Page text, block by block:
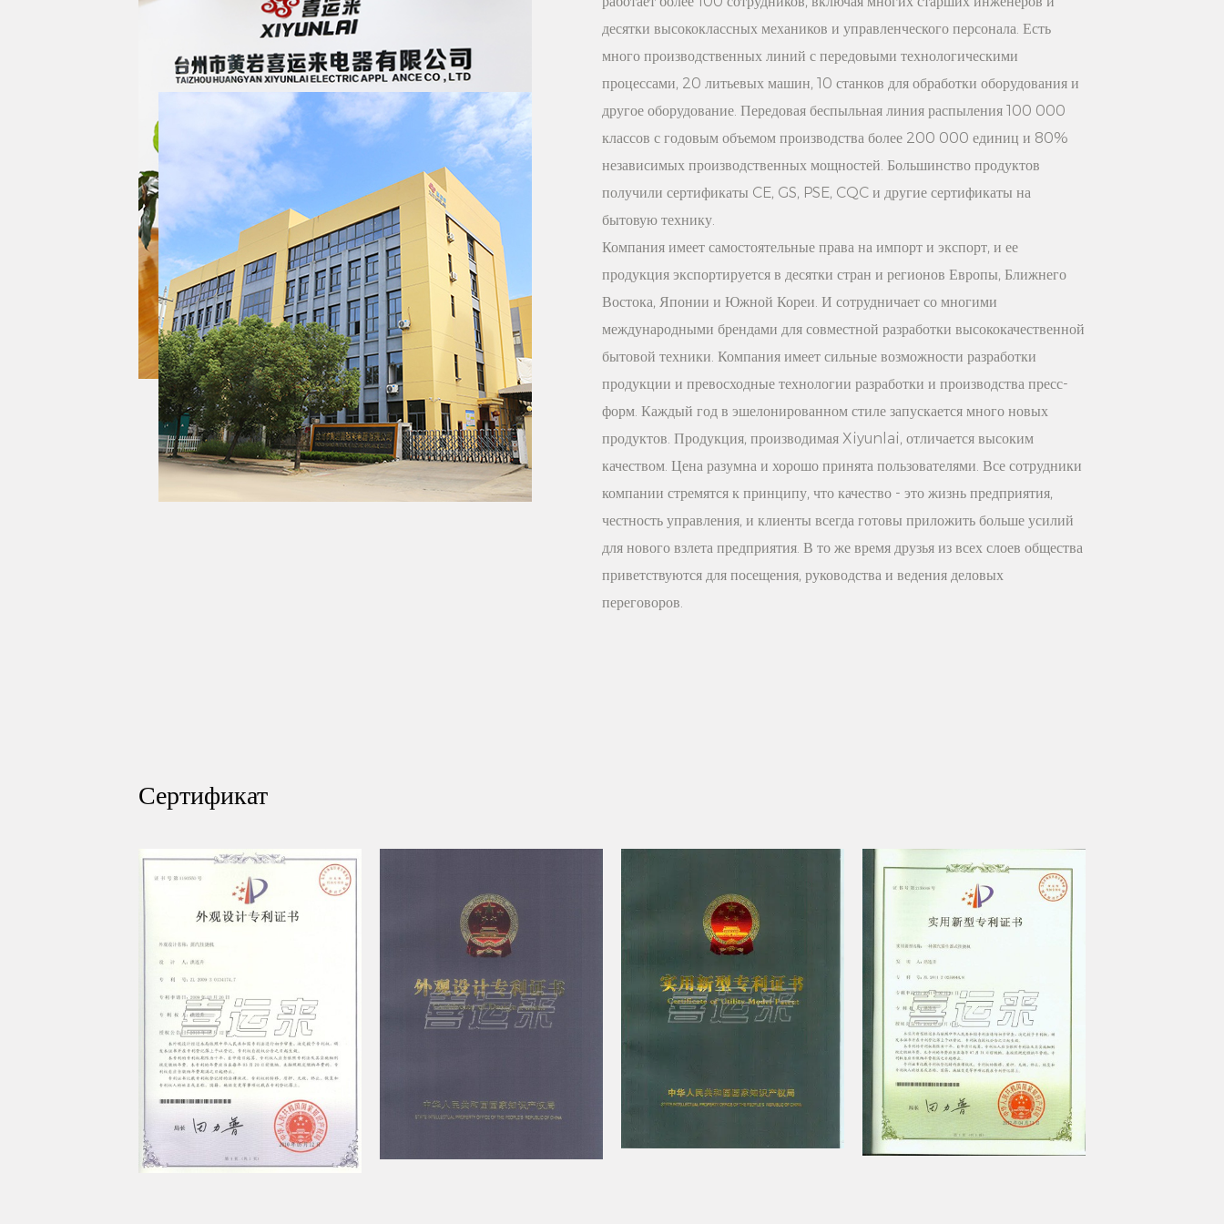
дому.
8. Высокая долговечность: эта вешалка для брюк изготовлена ​​
из высококачественного пластика, обладает хорошей
износостойкостью, коррозионной стойкостью и
антивозрастными свойствами, что гарантирует, что ее нелегко
позволяет приобрести один раз. и пользуемся много лет.
вам высококачественное послепродажное обслуживание. Если
у вас возникнут какие-либо проблемы во время
использования, вы можете связаться с нами в любое время,
мы искренне ответим и обслужим вас.
Таким образом, эта белая модная пластиковая вешалка для
брюк благодаря высококачественному материалу,
уникальному дизайну, высокой несущей способности и
другим характеристикам и преимуществам стала
незаменимой практичной мебелью в современных домах.
Независимо от того, являетесь ли вы потребителем, который
предпочитает модный и простой домашний стиль или
обращает внимание на практичность и экономичность, эта
десятки высококлассных механиков и управленческого персонала. Есть
много производственных линий с передовыми технологическими
процессами, 20 литьевых машин, 10 станков для обработки оборудования и
другое оборудование. Передовая беспыльная линия распыления 100 000
классов с годовым объемом производства более 200 000 единиц и 80%
независимых производственных мощностей. Большинство продуктов
получили сертификаты CE, GS, PSE, CQC и другие сертификаты на
бытовую технику.
Компания имеет самостоятельные права на импорт и экспорт, и ее
продукция экспортируется в десятки стран и регионов Европы, Ближнего
Востока, Японии и Южной Кореи. И сотрудничает со многими
международными брендами для совместной разработки высококачественной
бытовой техники. Компания имеет сильные возможности разработки
продукции и превосходные технологии разработки и производства пресс-
форм. Каждый год в эшелонированном стиле запускается много новых
продуктов. Продукция, производимая Xiyunlai, отличается высоким
качеством. Цена разумна и хорошо принята пользователями. Все сотрудники
компании стремятся к принципу, что качество - это жизнь предприятия,
честность управления, и клиенты всегда готовы приложить больше усилий
для нового взлета предприятия. В то же время друзья из всех слоев общества
приветствуются для посещения, руководства и ведения деловых
переговоров.
Сертификат